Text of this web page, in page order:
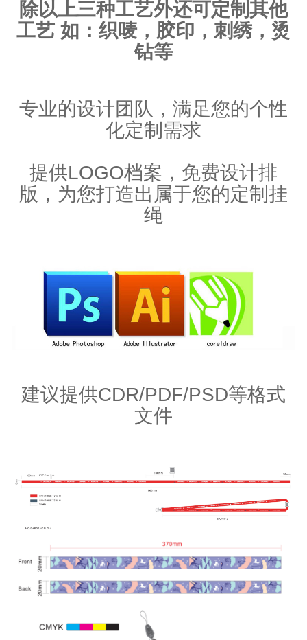
除以上三种工艺外还可定制其他
工艺 如：织唛，胶印，刺绣，烫
钻等
专业的设计团队，满足您的个性
化定制需求
提供LOGO档案，免费设计排
版，为您打造出属于您的定制挂
绳
建议提供CDR/PDF/PSD等格式
文件